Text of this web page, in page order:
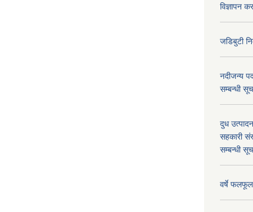
विज्ञापन
जडिबुटी
नदीजन्य
सम्बन्धी
दुध
सहकारी
सम्बन्धी
वर्षे फलफूल